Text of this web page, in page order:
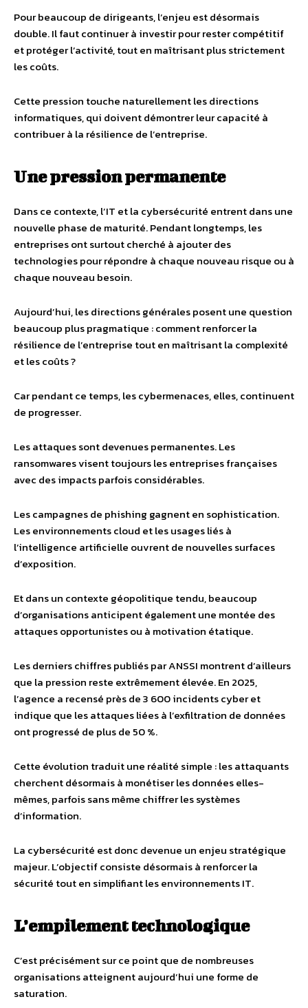
Pour beaucoup de dirigeants, l’enjeu est désormais
double. Il faut continuer à investir pour rester compétitif
et protéger l’activité, tout en maîtrisant plus strictement
les coûts.
Cette pression touche naturellement les directions
informatiques, qui doivent démontrer leur capacité à
contribuer à la résilience de l’entreprise.
Une pression permanente
Dans ce contexte, l’IT et la cybersécurité entrent dans une
nouvelle phase de maturité. Pendant longtemps, les
entreprises ont surtout cherché à ajouter des
technologies pour répondre à chaque nouveau risque ou à
chaque nouveau besoin.
Aujourd’hui, les directions générales posent une question
beaucoup plus pragmatique : comment renforcer la
résilience de l’entreprise tout en maîtrisant la complexité
et les coûts ?
Car pendant ce temps, les cybermenaces, elles, continuent
de progresser.
Les attaques sont devenues permanentes. Les
ransomwares visent toujours les entreprises françaises
avec des impacts parfois considérables.
Les campagnes de phishing gagnent en sophistication.
Les environnements cloud et les usages liés à
l’intelligence artificielle ouvrent de nouvelles surfaces
d’exposition.
Et dans un contexte géopolitique tendu, beaucoup
d’organisations anticipent également une montée des
attaques opportunistes ou à motivation étatique.
Les derniers chiffres publiés par ANSSI montrent d’ailleurs
que la pression reste extrêmement élevée. En 2025,
l’agence a recensé près de 3 600 incidents cyber et
indique que les attaques liées à l’exfiltration de données
ont progressé de plus de 50 %.
Cette évolution traduit une réalité simple : les attaquants
cherchent désormais à monétiser les données elles-
mêmes, parfois sans même chiffrer les systèmes
d’information.
La cybersécurité est donc devenue un enjeu stratégique
majeur. L’objectif consiste désormais à renforcer la
sécurité tout en simplifiant les environnements IT.
L’empilement technologique
C’est précisément sur ce point que de nombreuses
organisations atteignent aujourd’hui une forme de
saturation.